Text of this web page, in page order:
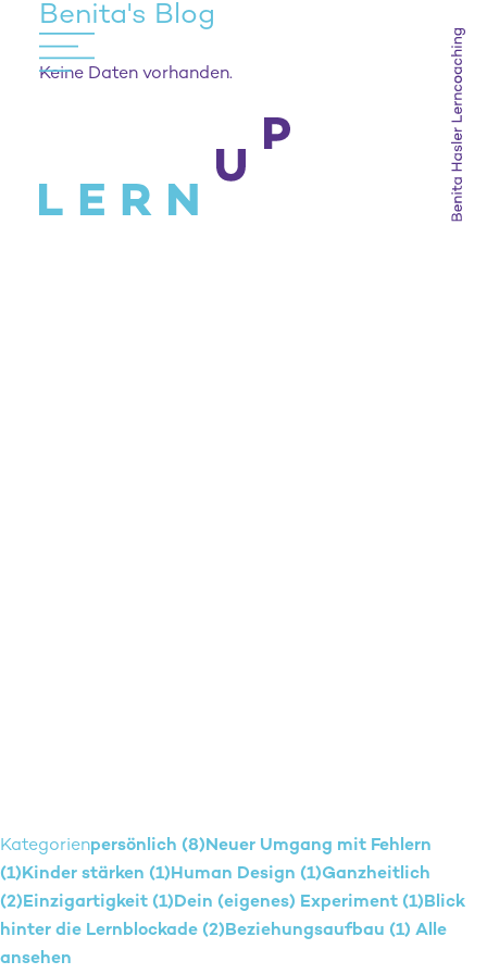
Benita's Blog
Keine Daten vorhanden.
Kategorienpersönlich (8)Neuer Umgang mit Fehlern
(1)Kinder stärken (1)Human Design (1)Ganzheitlich
(2)Einzigartigkeit (1)Dein (eigenes) Experiment (1)Blick
hinter die Lernblockade (2)Beziehungsaufbau (1) Alle
ansehen